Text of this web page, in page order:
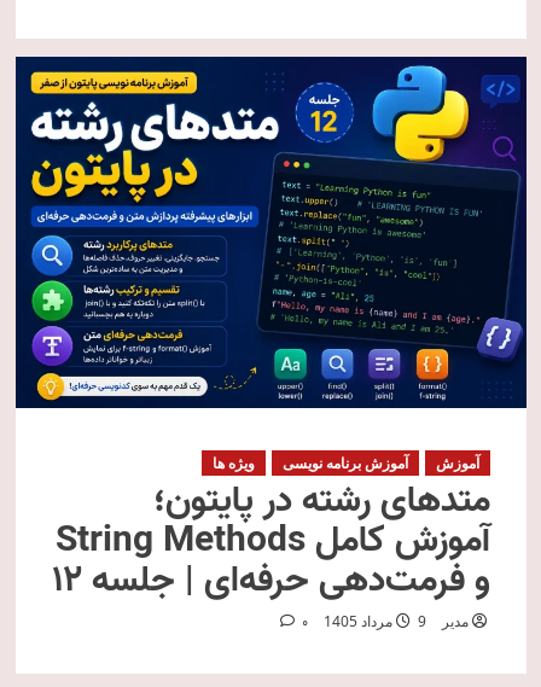
آموزش آموزش برنامه نویسی ویژه ها
متدهای رشته در پایتون؛
آموزش کامل String Methods
و فرمت‌دهی حرفه‌ای | جلسه ۱۲
مدیر 9 مرداد 1405 0